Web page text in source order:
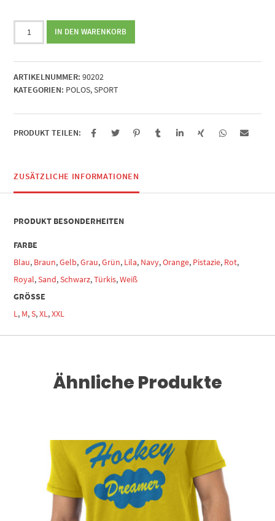
Brustwappen
Muster
Menge
IN DEN WARENKORB
ARTIKELNUMMER: 90202
KATEGORIEN: POLOS,SPORT
PRODUKT TEILEN:
ZUSÄTZLICHE INFORMATIONEN
PRODUKT BESONDERHEITEN
FARBE
Blau, Braun,Gelb,Grau,Grün, Lila, Navy,Orange, Pistazie, Rot,
Royal,Sand,Schwarz,Türkis,Weiß
GRÖSSE
L , M,S,XL ,XXL
Ähnliche Produkte
Dieses Produkt weist mehrere Varianten auf. Die Optionen können auf der Produktseite gewählt werden